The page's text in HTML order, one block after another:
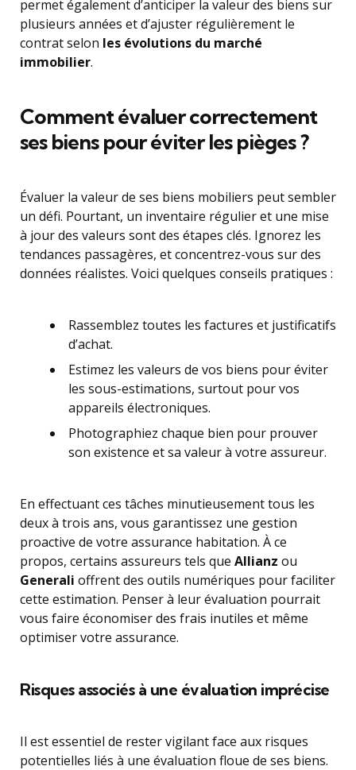
permet également d’anticiper la valeur des biens sur
plusieurs années et d’ajuster régulièrement le
contrat selon les évolutions du marché
immobilier.
Comment évaluer correctement
ses biens pour éviter les pièges ?
Évaluer la valeur de ses biens mobiliers peut sembler
un défi. Pourtant, un inventaire régulier et une mise
à jour des valeurs sont des étapes clés. Ignorez les
tendances passagères, et concentrez-vous sur des
données réalistes. Voici quelques conseils pratiques :
Rassemblez toutes les factures et justificatifs
d’achat.
Estimez les valeurs de vos biens pour éviter
les sous-estimations, surtout pour vos
appareils électroniques.
Photographiez chaque bien pour prouver
son existence et sa valeur à votre assureur.
En effectuant ces tâches minutieusement tous les
deux à trois ans, vous garantissez une gestion
proactive de votre assurance habitation. À ce
propos, certains assureurs tels que Allianz ou
Generali offrent des outils numériques pour faciliter
cette estimation. Penser à leur évaluation pourrait
vous faire économiser des frais inutiles et même
optimiser votre assurance.
Risques associés à une évaluation imprécise
Il est essentiel de rester vigilant face aux risques
potentielles liés à une évaluation floue de ses biens.